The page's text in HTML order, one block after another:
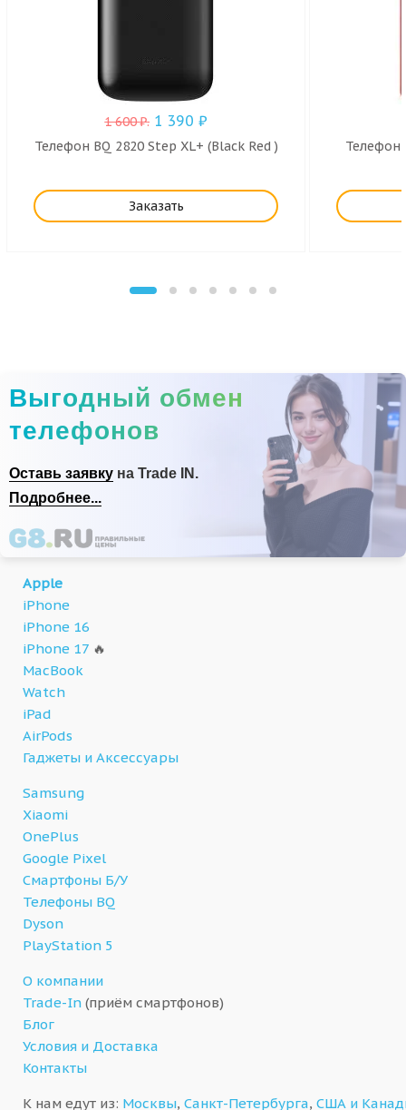
1 600₽. 1 390 ₽
Телефон BQ 2820 Step XL+ (Black Red )
Заказать
Телефон
Выгодный обмен
телефонов
Оставь заявку на Trade IN.
Подробнее...
Apple
iPhone
iPhone 16
iPhone 17 🔥
MacBook
Watch
iPad
AirPods
Гаджеты и Аксессуары
Samsung
Xiaomi
OnePlus
Google Pixel
Смартфоны Б/У
Телефоны BQ
Dyson
PlayStation 5
О компании
Trade-In (приём смартфонов)
Блог
Условия и Доставка
Контакты
К нам едут из: Москвы, Санкт-Петербурга, США и